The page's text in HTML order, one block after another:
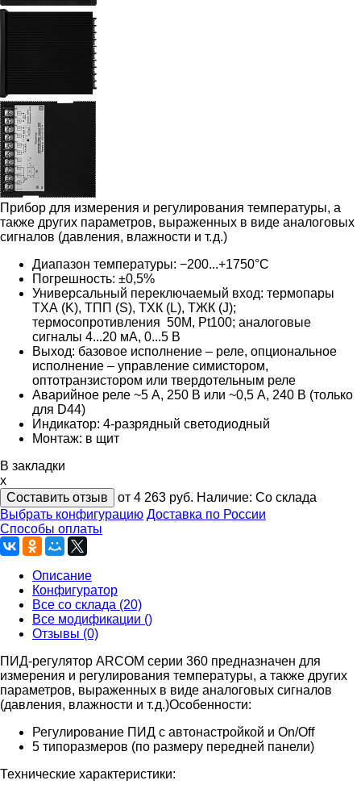
Прибор для измерения и регулирования температуры, а
также других параметров, выраженных в виде аналоговых
сигналов (давления, влажности и т. д.)
Диапазон температуры: −200...+1750°C
Погрешность: ±0,5%
Универсальный переключаемый вход: термопары
ТХА (K), ТПП (S), ТХК (L), ТЖК (J);
термосопротивления 50M, Pt100; аналоговые
сигналы 4...20 мА, 0...5 В
Выход: базовое исполнение – реле, опциональное
исполнение – управление симистором,
оптотранзистором или твердотельным реле
Аварийное реле ~5 А, 250 В или ~0,5 А, 240 В (только
для D44)
Индикатор: 4-разрядный светодиодный
Монтаж: в щит
В закладки
x
Составить отзыв
от 4 263 руб. Наличие: Со склада
Выбрать конфигурацию Доставка по России
Способы оплаты
Описание
Конфигуратор
Все со склада (20)
Все модификации ()
Отзывы (0)
ПИД-регулятор ARCOM серии 360 предназначен для
измерения и регулирования температуры, а также других
параметров, выраженных в виде аналоговых сигналов
(давления, влажности и т. д.)Особенности:
Регулирование ПИД с автонастройкой и On/Off
5 типоразмеров (по размеру передней панели)
Технические характеристики: